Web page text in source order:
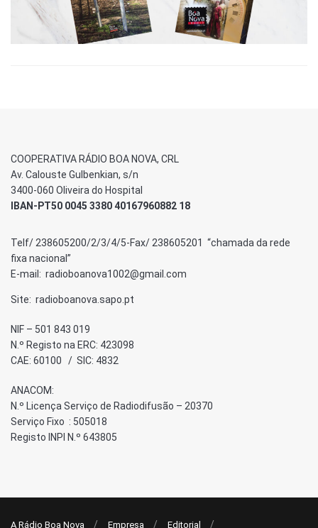
COOPERATIVA RÁDIO BOA NOVA, CRL
Av. Calouste Gulbenkian, s/n
3400-060 Oliveira do Hospital
IBAN-PT50 0045 3380 40167960882 18
Telf/ 238605200/2/3/4/5-Fax/ 238605201 “chamada da rede
fixa nacional”
E-mail: radioboanova1002@gmail.com
Site: radioboanova.sapo.pt
NIF – 501 843 019
N.º Registo na ERC: 423098
CAE: 60100 / SIC: 4832
ANACOM:
N.º Licença Serviço de Radiodifusão – 20370
Serviço Fixo : 505018
Registo INPI N.º 643805
A Rádio Boa Nova Empresa Editorial